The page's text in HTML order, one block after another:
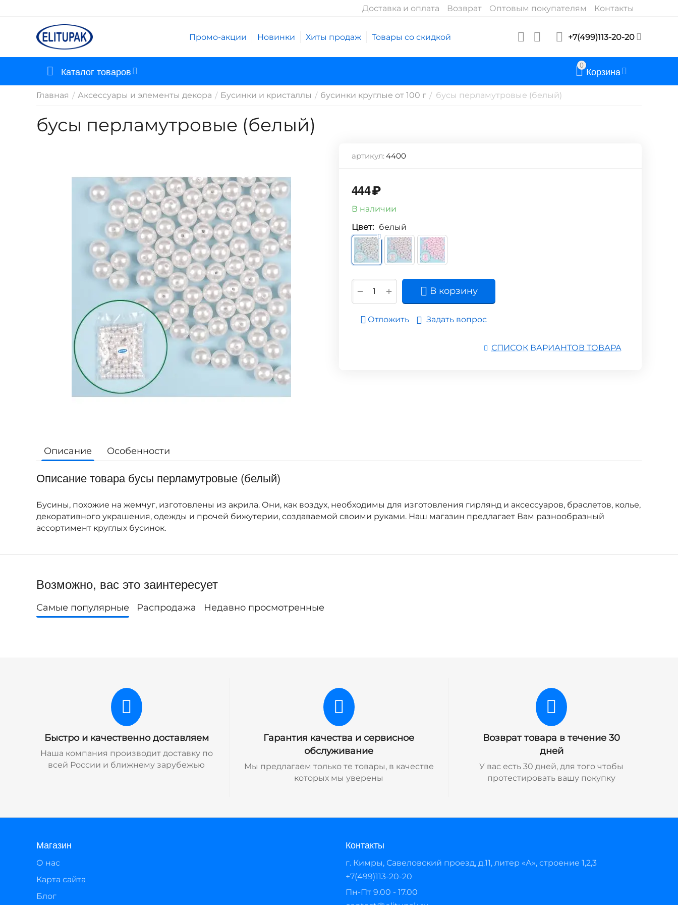
Доставка и оплата Возврат Оптовым покупателям Контакты
Промо-акции Новинки Хиты продаж Товары со скидкой +7(499)113-20-20
Каталог товаров 0 Корзина
Главная / Аксессуары и элементы декора / Бусинки и кристаллы / бусинки круглые от 100 г / бусы перламутровые (белый)
бусы перламутровые (белый)
артикул:4400
444₽
В наличии
Цвет: белый
+
− В корзину
Отложить Задать вопрос
СПИСОК ВАРИАНТОВ ТОВАРА
Описание Особенности
Описание товара бусы перламутровые (белый)
Бусины, похожие на жемчуг, изготовлены из акрила. Они, как воздух, необходимы для изготовления гирлянд и аксессуаров, браслетов, колье,
декоративного украшения, одежды и прочей бижутерии, создаваемой своими руками. Наш магазин предлагает Вам разнообразный
ассортимент круглых бусинок.
Возможно, вас это заинтересует
Самые популярные Распродажа Недавно просмотренные
Быстро и качественно доставляем
Наша компания производит доставку по
всей России и ближнему зарубежью
Гарантия качества и сервисное
обслуживание
Мы предлагаем только те товары, в качестве
которых мы уверены
Возврат товара в течение 30
дней
У вас есть 30 дней, для того чтобы
протестировать вашу покупку
Магазин
О нас
Карта сайта
Блог
Контакты
г. Кимры, Савеловский проезд, д.11, литер «А», строение 1,2,3
+7(499)113-20-20
Пн-Пт 9.00 - 17.00